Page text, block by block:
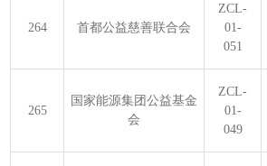
264 首都公益慈善联合会
ZCL-
01-
051
265
国家能源集团公益基金
会
ZCL-
01-
049